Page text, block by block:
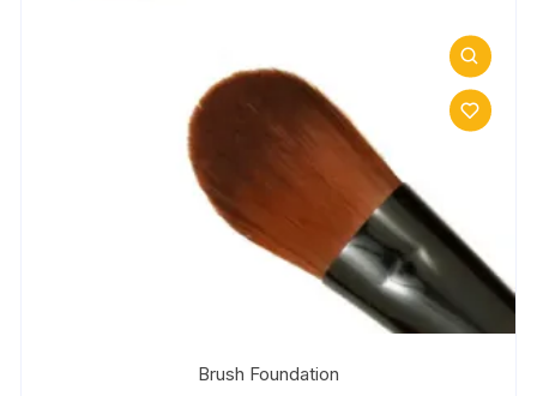
Brush Foundation